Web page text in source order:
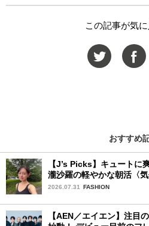
この記事が気
おすすめ
【J’s Picks】キュート
瀧沙羅の軽やかな朝活〈
ィーン〉
2026.07.31 FASHION
【AEN／エイエン】注目